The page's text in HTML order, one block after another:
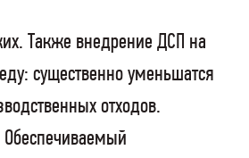
Также внедрение ДСП на
существенно уменьшатся
отходов.
Обеспечиваемый